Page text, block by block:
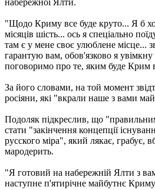
"Щодо Криму все буде круто... Я б
місяців шість... ось я спеціально
там є у мене своє улюблене місце...
гарантую вам, обов'язково я
поговоримо про те, яким буде Крим
За його словами, на той момент
росіяни, які "вкрали наше з вами
Подоляк підкреслив, що
стати "закінчення концепції
русского міра", який лякає, грабує,
мародерить.
"Я готовий на набережній Ялти з
наступне п'ятирічне майбутнє